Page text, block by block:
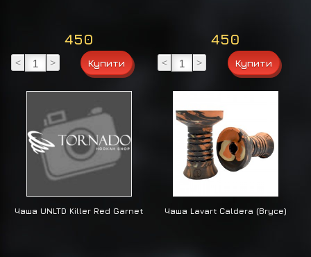
450
< >
450
< >
Чаша UNLTD Killer Red Garnet Чаша Lavart Caldera (Bryce)